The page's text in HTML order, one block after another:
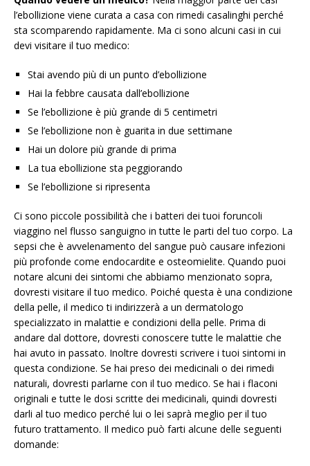
l’ebollizione viene curata a casa con rimedi casalinghi perché
sta scomparendo rapidamente. Ma ci sono alcuni casi in cui
devi visitare il tuo medico:
Stai avendo più di un punto d’ebollizione
Hai la febbre causata dall’ebollizione
Se l’ebollizione è più grande di 5 centimetri
Se l’ebollizione non è guarita in due settimane
Hai un dolore più grande di prima
La tua ebollizione sta peggiorando
Se l’ebollizione si ripresenta
Ci sono piccole possibilità che i batteri dei tuoi foruncoli
viaggino nel flusso sanguigno in tutte le parti del tuo corpo. La
sepsi che è avvelenamento del sangue può causare infezioni
più profonde come endocardite e osteomielite. Quando puoi
notare alcuni dei sintomi che abbiamo menzionato sopra,
dovresti visitare il tuo medico. Poiché questa è una condizione
della pelle, il medico ti indirizzerà a un dermatologo
specializzato in malattie e condizioni della pelle. Prima di
andare dal dottore, dovresti conoscere tutte le malattie che
hai avuto in passato. Inoltre dovresti scrivere i tuoi sintomi in
questa condizione. Se hai preso dei medicinali o dei rimedi
naturali, dovresti parlarne con il tuo medico. Se hai i flaconi
originali e tutte le dosi scritte dei medicinali, quindi dovresti
darli al tuo medico perché lui o lei saprà meglio per il tuo
futuro trattamento. Il medico può farti alcune delle seguenti
domande: